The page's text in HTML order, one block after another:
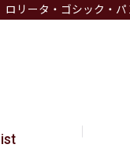
ロリータ・ゴシック・